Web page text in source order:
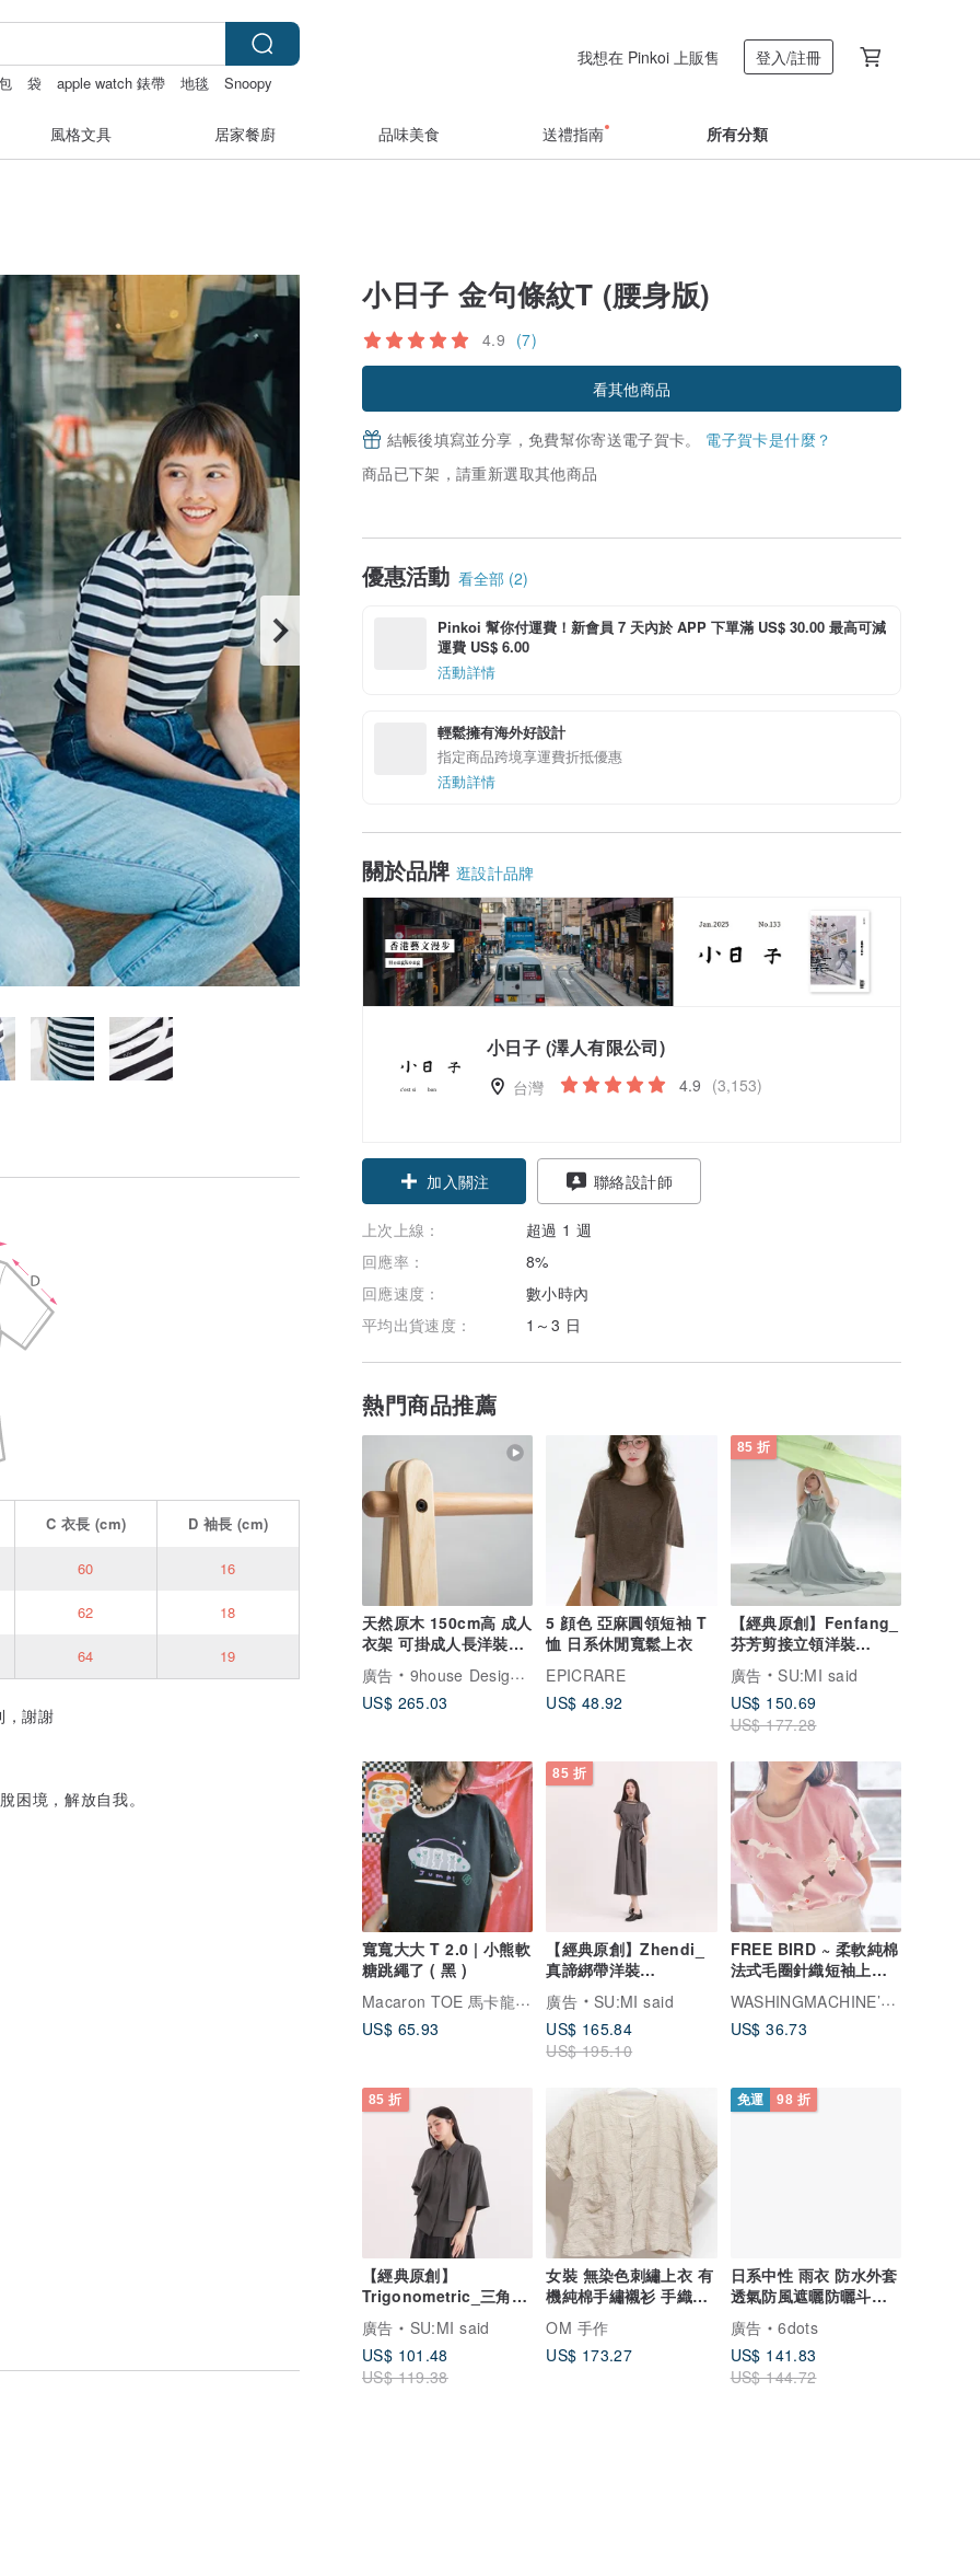
袋 apple watch 錶帶 地毯 Snoopy
我想在 Pinkoi 上販售 登入/註冊
風格文具 居家餐廚 品味美食 送禮指南 所有分類
小日子 金句條紋T (腰身版)
4.9 (7)
看其他商品
結帳後填寫並分享，免費幫你寄送電子賀卡。 電子賀卡是什麼？
商品已下架，請重新選取其他商品
優惠活動 看全部 (2)
Pinkoi 幫你付運費！新會員 7 天內於 APP 下單滿 US$ 30.00 最高可減
運費 US$ 6.00
活動詳情
輕鬆擁有海外好設計
指定商品跨境享運費折抵優惠
活動詳情
關於品牌 逛設計品牌
小日子 (澤人有限公司)
台灣 4.9 (3,153)
加入關注 聯絡設計師
上次上線：
超過 1 週
回應率：
8%
回應速度：
數小時內
平均出貨速度：
1～3 日
熱門商品推薦
天然原木 150cm高 成人
衣架 可掛成人長洋裝、
長披風
廣告
9house Design / 九窩設計
US$ 265.03
5 顔色 亞麻圓領短袖 T
恤 日系休閒寬鬆上衣
EPICRARE
US$ 48.92
85 折
【經典原創】Fenfang_
芬芳剪接立領洋裝
_CLD029_淺藍
廣告
SU:MI said
US$ 150.69
US$ 177.28
寬寬大大 T 2.0 | 小熊軟
糖跳繩了 ( 黑 )
Macaron TOE 馬卡龍腳趾
US$ 65.93
85 折
【經典原創】Zhendi_
真諦綁帶洋裝
_CLD034_鐵灰
廣告
SU:MI said
US$ 165.84
US$ 195.10
FREE BIRD ~ 柔軟純棉
法式毛圈針織短袖上衣
T恤 // 粉紅色
WASHINGMACHINE’s vacation
US$ 36.73
85 折
【經典原創】
Trigonometric_三角函
數小露背襯衫_CLT001_
灰藍
廣告
SU:MI said
US$ 101.48
US$ 119.38
女裝 無染色刺繡上衣 有
機純棉手繡襯衫 手織布
短袖刺子繡-幾何學
OM 手作
US$ 173.27
免運 98 折
日系中性 雨衣 防水外套
透氣防風遮曬防曬斗篷
啡(香港製)
廣告
6dots
US$ 141.83
US$ 144.72
C 衣長 (cm) D 袖長 (cm)
60 16
62 18
64 19
，謝謝
困境，解放自我。